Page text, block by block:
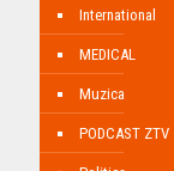
International
MEDICAL
Muzica
PODCAST ZTV